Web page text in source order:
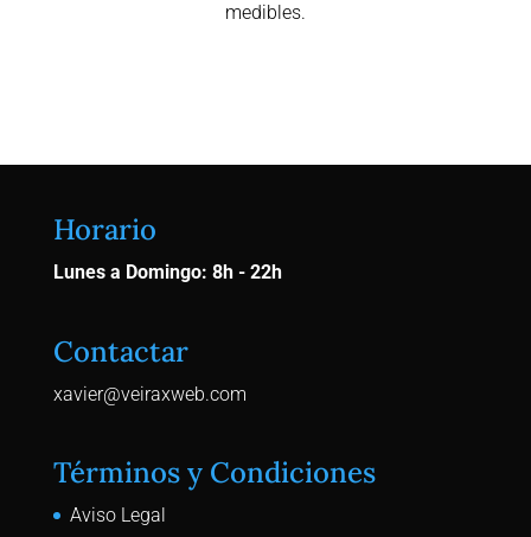
medibles.
Horario
Lunes a Domingo: 8h - 22h
Contactar
xavier@veiraxweb.com
Términos y Condiciones
Aviso Legal